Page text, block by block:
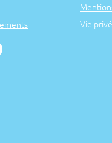
Vie